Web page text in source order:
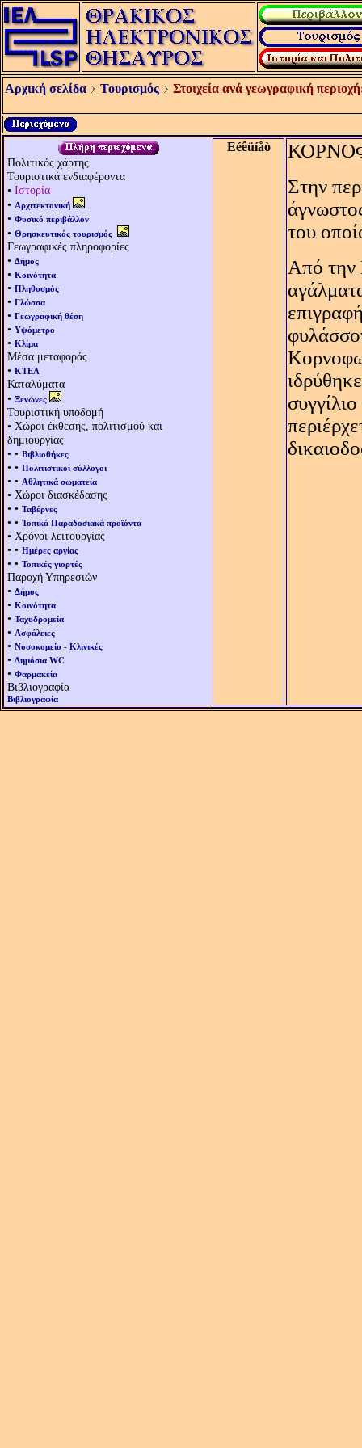
Αρχική σελίδα Τουρισμός Στοιχεία ανά γεωγραφική
Πολιτικός χάρτης
Τουριστικά ενδιαφέροντα
• Ιστορία
• Αρχιτεκτονική
• Φυσικό περιβάλλον
• Θρησκευτικός τουρισμός
Γεωγραφικές πληροφορίες
• Δήμος
• Κοινότητα
• Πληθυσμός
• Γλώσσα
• Γεωγραφική θέση
• Υψόμετρο
• Κλίμα
Μέσα μεταφοράς
• ΚΤΕΛ
Καταλύματα
• Ξενώνες
Τουριστική υποδομή
• Χώροι έκθεσης, πολιτισμού και
δημιουργίας
• • Βιβλιοθήκες
• • Πολιτιστικοί σύλλογοι
• • Αθλητικά σωματεία
• Χώροι διασκέδασης
• • Ταβέρνες
• • Τοπικά Παραδοσιακά προϊόντα
• Χρόνοι λειτουργίας
• • Ημέρες αργίας
• • Τοπικές γιορτές
Παροχή Υπηρεσιών
• Δήμος
• Κοινότητα
• Ταχυδρομεία
• Ασφάλειες
• Νοσοκομείο - Κλινικές
• Δημόσια WC
• Φαρμακεία
Βιβλιογραφία
Βιβλιογραφία
Eéêüíåò
Στην
του
Aπό την